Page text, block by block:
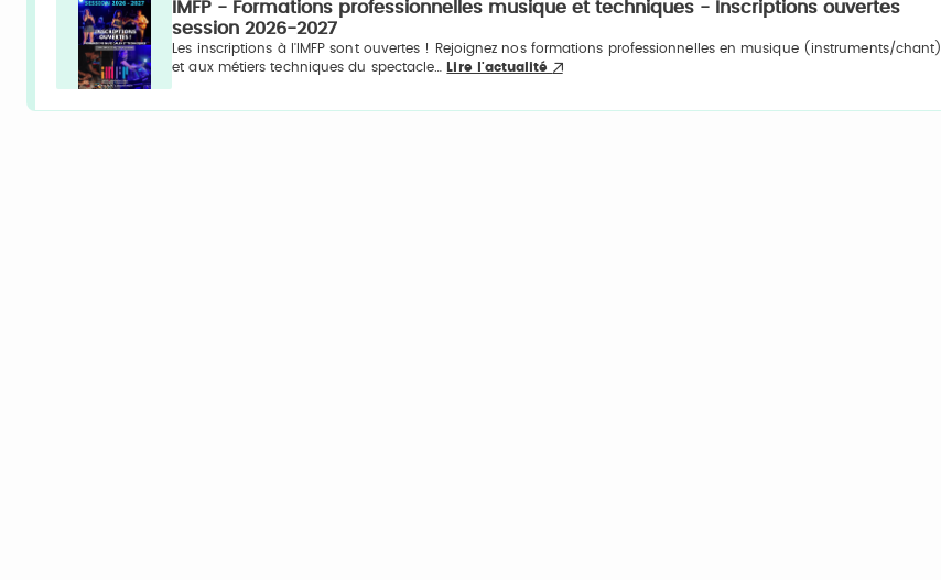
IMFP - Formations professionnelles musique et techniques - Inscriptions ouvertes
session 2026-2027
Les inscriptions à l'IMFP sont ouvertes ! Rejoignez nos formations professionnelles en musique (instruments/chant)
et aux métiers techniques du spectacle…
Lire l'actualité